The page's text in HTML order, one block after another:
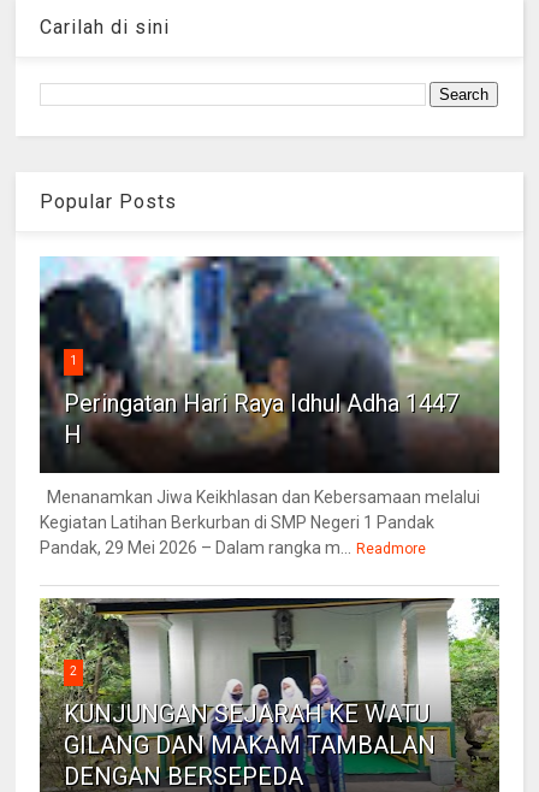
Carilah di sini
Popular Posts
1
Peringatan Hari Raya Idhul Adha 1447
H
Menanamkan Jiwa Keikhlasan dan Kebersamaan melalui
Kegiatan Latihan Berkurban di SMP Negeri 1 Pandak
Pandak, 29 Mei 2026 – Dalam rangka m...
Readmore
2
KUNJUNGAN SEJARAH KE WATU
GILANG DAN MAKAM TAMBALAN
DENGAN BERSEPEDA